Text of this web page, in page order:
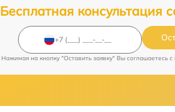
Бесплатная консультация
Нажимая на кнопку "Оставить заявку" Вы соглашаетесь c